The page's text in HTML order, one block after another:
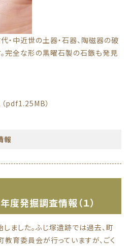
・中近世の土器・石器、陶磁器の破
完全な形の黒曜石製の石鏃も発見
pdf1.25MB）
報
発掘調査情報（１）
ました。ふじ塚遺跡では過去、町
育委員会が行っていますが、ごく